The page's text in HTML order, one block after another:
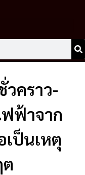
วคราว-
ฟ้าจาก
เป็นเหตุ